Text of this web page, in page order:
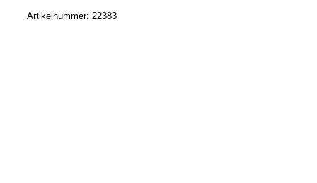
Artikelnummer: 22383